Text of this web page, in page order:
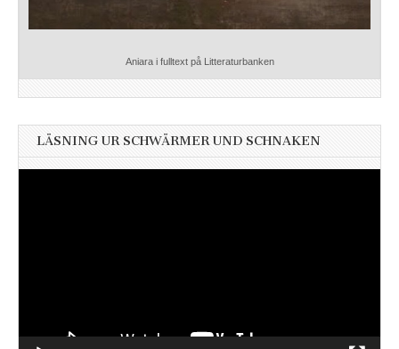
Aniara i fulltext på Litteraturbanken
LÄSNING UR SCHWÄRMER UND SCHNAKEN